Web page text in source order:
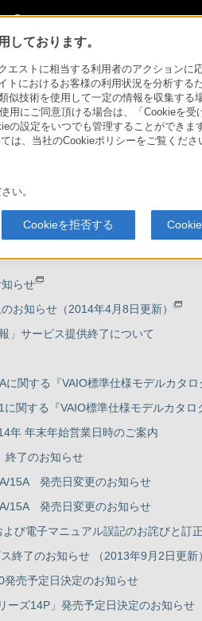
本サイトは、2014年6月以前発
2014年8月以降に発売された
My VAIO
らせ
お知らせ（2014年4月8日更新）
サービス提供終了について
関する『VAIO標準仕様モデルカタ
関する『VAIO標準仕様モデルカタ
年 年末年始営業日時のご案内
終了のお知らせ
15A 発売日変更のお知らせ
15A 発売日変更のお知らせ
び電子マニュアル誤記のお詫びと訂正
終了のお知らせ （2013年9月2日更新）
発売予定日決定のお知らせ
ーズ14P」発売予定日決定のお知らせ
しております。
ストに相当する利用者のアクションに
におけるお客様の利用状況を分析する
技術を使用して一定の情報を収集す
用にご同意頂ける場合は、「Cookieを
の設定をいつでも管理することができ
は、当社のCookieポリシーをご覧くだ
い。
Cookieを拒否する